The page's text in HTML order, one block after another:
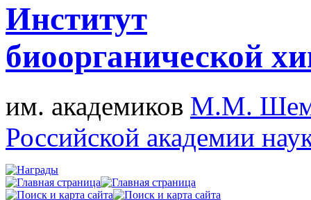
Институт
биоорганической
им. академиков М.М.
Российской академии